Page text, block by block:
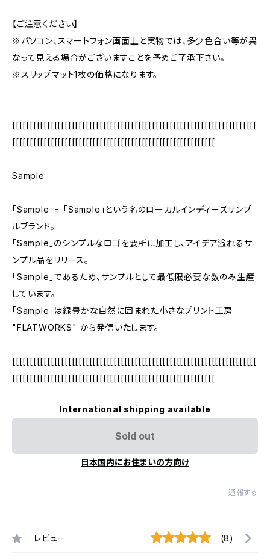
【ご注意ください】
※パソコン、スマートフォン画面上と実物では、多少色合い等が異
なって見える場合がございますことを予めご了承下さい。
※スリップマット1枚の価格になります。
[[[[[[[[[[[[[[[[[[[[[[[[[[[[[[[[[[[[[[[[[[[[[[[[[[[[[[[[[[[[[[[[[[[[[[
[[[[[[[[[[[[[[[[[[[[[[[[[[[[[[[[[[[[[[[[[[[[[[[[[[[[[[[[[[
Sample
「Sample」= 「Sample」という名のローカルインディーズサンプ
ルブランド。
「Sample」のシンプルなロゴを要所に加工し、アイデア溢れるサ
ンプル品をリリース。
「Sample」であるため、サンプルとして最低限必要な数のみ生産
しています。
「Sample」は緑豊かな自然に囲まれた小さなプリント工房
"FLATWORKS" から発信いたします。
[[[[[[[[[[[[[[[[[[[[[[[[[[[[[[[[[[[[[[[[[[[[[[[[[[[[[[[[[[[[[[[[[[[[[[
[[[[[[[[[[[[[[[[[[[[[[[[[[[[[[[[[[[[[[[[[[[[[[[[[[[[[[[[[[
International shipping available
Sold out
日本国内にお住まいの方向け
通報する
レビュー (8)